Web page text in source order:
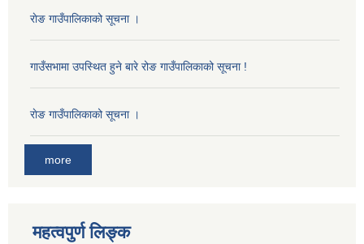
राेङ गाउँपालिकाको सूचना ।
गाउँसभामा उपस्थित हुने बारे रोङ गाउँपालिकाको सूचना !
राेङ गाउँपालिकाको सूचना ।
more
महत्वपुर्ण लिङ्क